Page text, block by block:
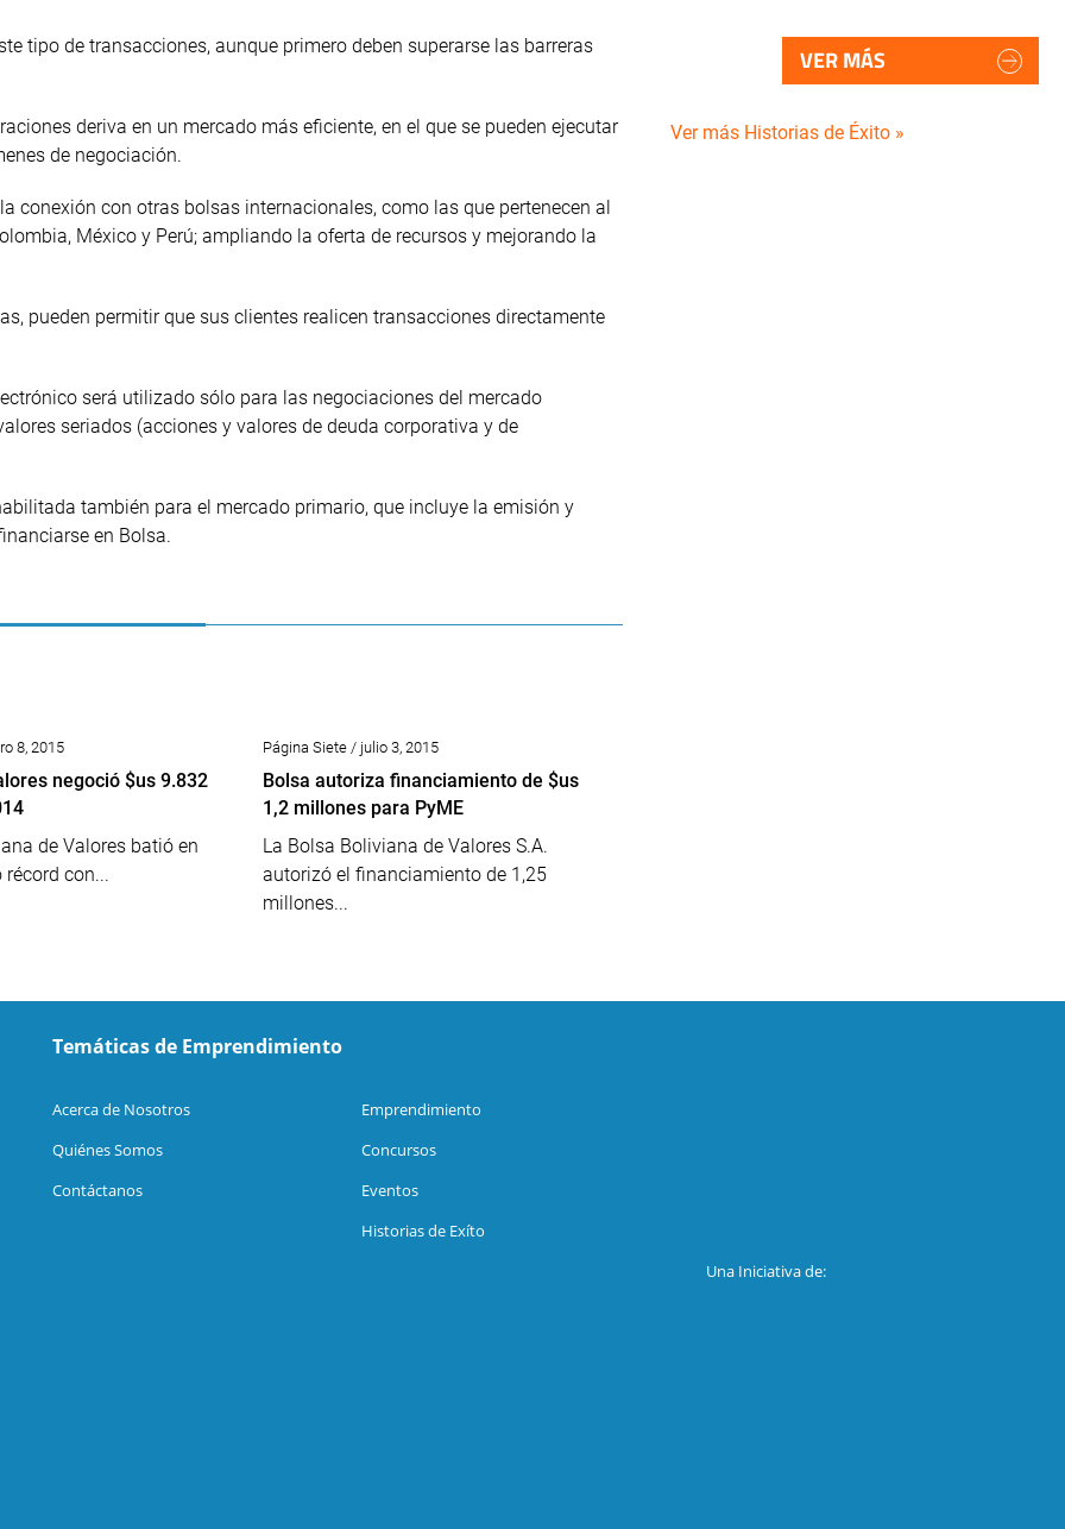
tipo de transacciones, aunque primero deben superarse las barreras
deriva en un mercado más eficiente, en el que se pueden ejecutar
de negociación.
conexión con otras bolsas internacionales, como las que pertenecen al
México y Perú; ampliando la oferta de recursos y mejorando la
pueden permitir que sus clientes realicen transacciones directamente
será utilizado sólo para las negociaciones del mercado
seriados (acciones y valores de deuda corporativa y de
también para el mercado primario, que incluye la emisión y
en Bolsa.
8, 2015
negoció $us 9.832
de Valores batió en
con...
Página Siete / julio 3, 2015
Bolsa autoriza financiamiento de $us
1,2 millones para PyME
La Bolsa Boliviana de Valores S.A.
autorizó el financiamiento de 1,25
millones...
VER MÁS
Ver más Historias de Éxito »
Temáticas de Emprendimiento
Acerca de Nosotros
Quiénes Somos
Contáctanos
Emprendimiento
Concursos
Eventos
Historias de Exíto
Una Iniciativa de: